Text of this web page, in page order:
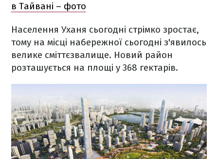
в Тайвані – фото
Населення Уханя сьогодні стрімко зростає,
тому на місці набережної сьогодні з'явилось
велике сміттєзвалище. Новий район
розташується на площі у 368 гектарів.